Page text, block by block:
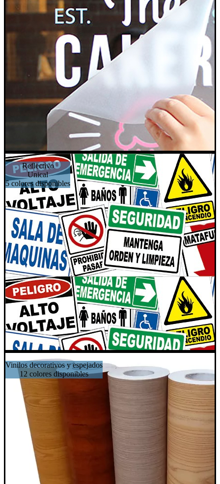
Reflectivo
Unical
5 colores disponibles
Vinilos decorativos y espejados
12 colores disponibles